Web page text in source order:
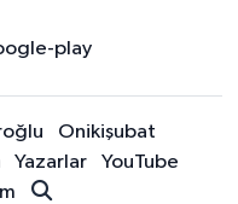
Onikişubat
Yazarlar
YouTube